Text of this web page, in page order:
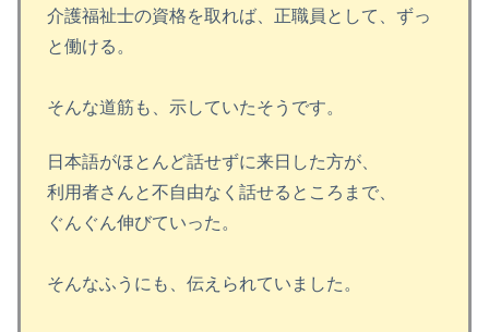
介護福祉士の資格を取れば、正職員として、ずっ
と働ける。
そんな道筋も、示していたそうです。
日本語がほとんど話せずに来日した方が、
利用者さんと不自由なく話せるところまで、
ぐんぐん伸びていった。
そんなふうにも、伝えられていました。